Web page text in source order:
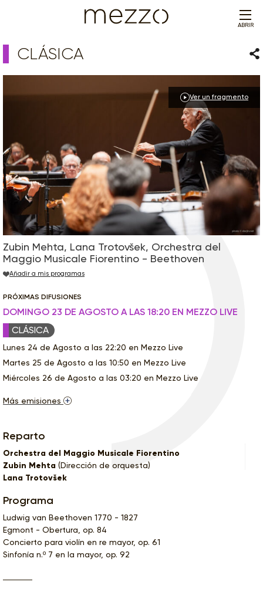
ABRIR
CLÁSICA
Zubin Mehta, Lana Trotovšek, Orchestra del
Maggio Musicale Fiorentino - Beethoven
Ver un fragmento
Añadir a mis programas
PRÓXIMAS DIFUSIONES
DOMINGO 23 DE AGOSTO A LAS 18:20 EN MEZZO LIVE
CLÁSICA
Lunes 24 de Agosto a las 22:20 en Mezzo Live
Martes 25 de Agosto a las 10:50 en Mezzo Live
Miércoles 26 de Agosto a las 03:20 en Mezzo Live
Más emisiones
Reparto
Orchestra del Maggio Musicale Fiorentino
Zubin Mehta (Dirección de orquesta)
Lana Trotovšek
Programa
Ludwig van Beethoven 1770 - 1827
Egmont - Obertura, op. 84
Concierto para violín en re mayor, op. 61
Sinfonía n.º 7 en la mayor, op. 92